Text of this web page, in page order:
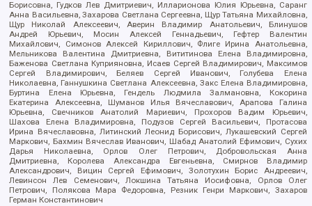
Борисовна, Гудков Лев Дмитриевич, Илларионова Юлия Юрьевна, Саранг
Анна Васильевна, Захарова Светлана Сергеевна, Щур Татьяна Михайловна,
Щур Николай Алексеевич, Аверин Владимир Анатольевич, Блинушов
Андрей Юрьевич, Мосин Алексей Геннадьевич, Гефтер Валентин
Михайлович, Симонов Алексей Кириллович, Флиге Ирина Анатольевна,
Мельникова Валентина Дмитриевна, Вититинова Елена Владимировна,
Баженова Светлана Куприяновна, Исаев Сергей Владимирович, Максимов
Сергей Владимирович, Беляев Сергей Иванович, Голубева Елена
Николаевна, Ганнушкина Светлана Алексеевна, Закс Елена Владимировна,
Буртина Елена Юрьевна, Гендель Людмила Залмановна, Кокорина
Екатерина Алексеевна, Шуманов Илья Вячеславович, Арапова Галина
Юрьевна, Свечников Анатолий Мариевич, Прохоров Вадим Юрьевич,
Шахова Елена Владимировна, Подузов Сергей Васильевич, Протасова
Ирина Вячеславовна, Литинский Леонид Борисович, Лукашевский Сергей
Маркович, Бахмин Вячеслав Иванович, Шабад Анатолий Ефимович, Сухих
Дарья Николаевна, Орлов Олег Петрович, Добровольская Анна
Дмитриевна, Королева Александра Евгеньевна, Смирнов Владимир
Александрович, Вицин Сергей Ефимович, Золотухин Борис Андреевич,
Левинсон Лев Семенович, Локшина Татьяна Иосифовна, Орлов Олег
Петрович, Полякова Мара Федоровна, Резник Генри Маркович, Захаров
Герман Константинович